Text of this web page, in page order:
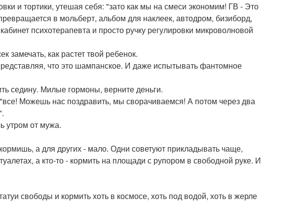
и тортики, утешая себя: "зато как мы на смеси экономим! ГВ - Это
в мольберт, альбом для наклеек, автодром, бизиборд,
психотерапевта и просто ручку регулировки микроволновой
замечать, как растет твой ребенок.
что это шампанское. И даже испытывать фантомное
седину. Милые гормоны, верните деньги.
Можешь нас поздравить, мы сворачиваемся! А потом через два
утром от мужа.
а для других - мало. Одни советуют прикладывать чаще,
а кто-то - кормить на площади с рупором в свободной руке. И
свободы и кормить хоть в космосе, хоть под водой, хоть в жерле